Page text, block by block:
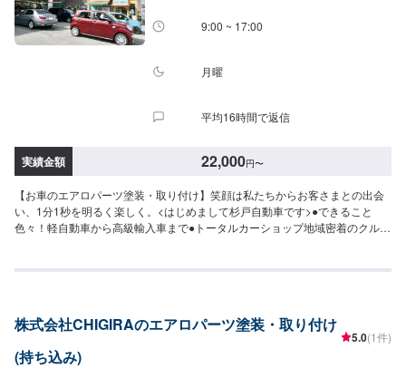
9:00 ~ 17:00
月曜
平均16時間で返信
実績金額 22,000円〜
【お車のエアロパーツ塗装・取り付け】笑顔は私たちからお客さまとの出会
い、1分1秒を明るく楽しく。<はじめまして杉戸自動車です>●できること
色々！軽自動車から高級輸入車まで●トータルカーショップ地域密着のクルマ
供しております。<私たちからみなさまへ>興味を持っていただけたことに感
のカーライフをもっと楽しく。ご要望に精一杯お応えします。〜今ある車を
大切に〜埼玉県北葛飾郡杉戸町の株式会社杉戸自動車<パーツ持ち込み可能>
パーツ持ち込みも可能です。持ち込みの場合はオファーにて、部品の詳細や
株式会社CHIGIRAのエアロパーツ塗装・取り付け
(持ち込み)
5.0(1件)